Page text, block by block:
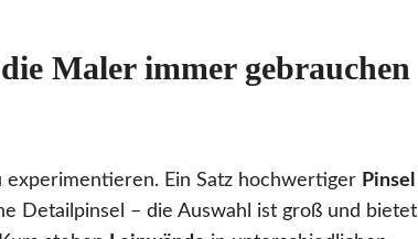
Maler immer gebrauchen
Ein Satz hochwertiger Pinsel
Detailpinsel – die Auswahl ist groß und bietet